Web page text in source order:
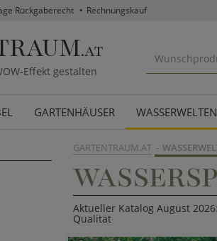
Rückgaberecht Rechnungskauf
.AT
Effekt gestalten
GARTENHÄUSER WASSERWELTEN
GARTENTRAUM.AT
Aktueller Katalog August
Qualität